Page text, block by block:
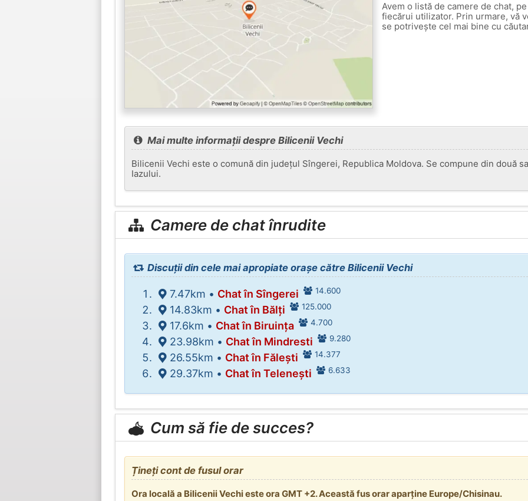
Avem o listă de camere de chat,
fiecărui utilizator. Prin urmare, vă
se potrivește cel mai bine cu
Mai multe informații despre Bilicenii Vechi
Bilicenii Vechi este o comună din județul Sîngerei, Republica Moldova. Se compune din două
Iazului.
Camere de chat înrudite
Discuții din cele mai apropiate orașe către Bilicenii Vechi
7.47km • Chat în Sîngerei 14.600
14.83km • Chat în Bălți 125.000
17.6km • Chat în Biruința 4.700
23.98km • Chat în Mindresti 9.280
26.55km • Chat în Fălești 14.377
29.37km • Chat în Telenești 6.633
Cum să fie de succes?
Țineți cont de fusul orar
Ora locală a Bilicenii Vechi este ora GMT +2. Această fus orar aparține Europe/Chisinau.